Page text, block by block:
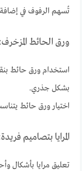
تُسهم الرفوف في
ورق الحائط
استخدام ورق حائط
بشكل جذري.
اختيار ورق حائط
المرايا بتصاميم
تعليق مرايا بأشكال